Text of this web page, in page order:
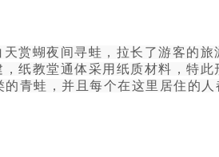
赏蝴夜间寻蛙，拉长了游客的
纸教堂通体采用纸质材料，特
青蛙，并且每个在这里居住的